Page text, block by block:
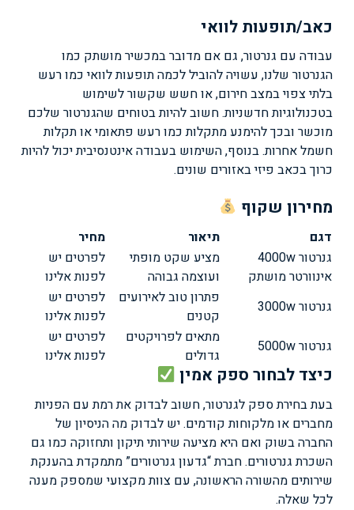
כאב/תופעות לוואי
עבודה עם גנרטור, גם אם מדובר במכשיר מושתק כמו
הגנרטור שלנו, עשויה להוביל לכמה תופעות לוואי כמו רעש
בלתי צפוי במצב חירום, או חשש שקשור לשימוש
בטכנולוגיות חדשניות. חשוב להיות בטוחים שהגנרטור שלכם
מוכשר ובכך להימנע מתקלות כמו רעש פתאומי או תקלות
חשמל אחרות. בנוסף, השימוש בעבודה אינטנסיבית יכול להיות
כרוך בכאב פיזי באזורים שונים.
מחירון שקוף
דגם תיאור
מחיר
גנרטור 4000w
אינוורטר מושתק
מציע שקט מופתי
ועוצמה גבוהה
לפרטים יש
לפנות אלינו
גנרטור 3000w
פתרון טוב לאירועים
קטנים
לפרטים יש
לפנות אלינו
גנרטור 5000w
מתאים לפרויקטים
גדולים
לפרטים יש
לפנות אלינו
כיצד לבחור ספק אמין
בעת בחירת ספק לגנרטור, חשוב לבדוק את רמת עם הפניות
מחברים או מלקוחות קודמים. יש לבדוק מה הניסיון של
החברה בשוק ואם היא מציעה שירותי תיקון ותחזוקה כמו גם
השכרת גנרטורים. חברת “גדעון גנרטורים” מתמקדת בהענקת
שירותים מהשורה הראשונה, עם צוות מקצועי שמספק מענה
לכל שאלה.